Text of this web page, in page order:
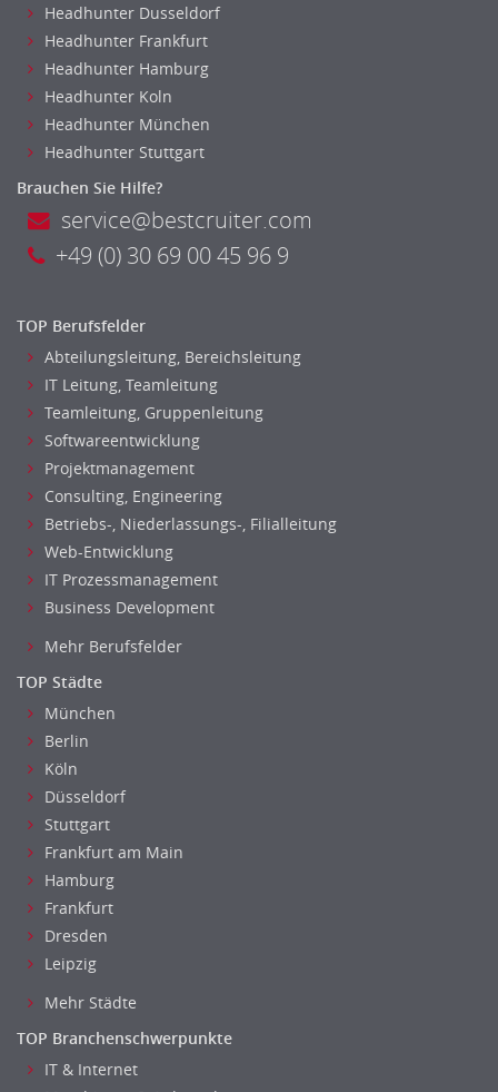
Erwachsenenbildung
Erzieher
Kindergarten, KiTa, Vorschule
Bildung & Soziales Leitung, Teamleitung
Sozialarbeit
Universität, Fachhochschule
Unterricht: Grundschule
Unterricht: Sekundarstufe
Architektur
Modedesign, Schmuckdesign
Produktdesign, Industriedesign
Theater, Schauspiel, Musik, Tanz
Beschaffungslogistik
Disposition
Einkauf
Logistik
Entsorgungslogistik
Fuhrparkmanagement
Lagerlogistik
Einkauf, Materialwirtschaft & Logistik Leitung, Teamleitung
Materialwirtschaft
Produktionslogistik
Einkauf, Materialwirtschaft & Logistik Prozessmanagement
Supply-Chain-Management
Anlagenbuchhaltung
Controlling
Debitorenbuchhaltung
Finanzbuchhaltung, Bilanzbuchhaltung
Gehaltsbuchhaltung, Lohnbuchhaltung
Konzernbuchhaltung
Kreditorenbuchhaltung
Finanzen Leitung, Teamleitung
Finanzen Prozessmanagement
Headhunter Dusseldorf
Headhunter Frankfurt
Headhunter Hamburg
Headhunter Koln
Headhunter München
Headhunter Stuttgart
Brauchen Sie Hilfe?
service@bestcruiter.com
+49 (0) 30 69 00 45 96 9
TOP Berufsfelder
Abteilungsleitung, Bereichsleitung
IT Leitung, Teamleitung
Teamleitung, Gruppenleitung
Softwareentwicklung
Projektmanagement
Consulting, Engineering
Betriebs-, Niederlassungs-, Filialleitung
Web-Entwicklung
IT Prozessmanagement
Business Development
Mehr Berufsfelder
TOP Städte
München
Berlin
Köln
Düsseldorf
Stuttgart
Frankfurt am Main
Hamburg
Frankfurt
Dresden
Leipzig
Mehr Städte
TOP Branchenschwerpunkte
IT & Internet